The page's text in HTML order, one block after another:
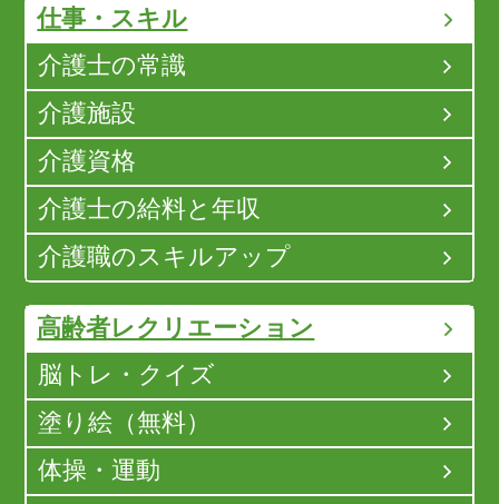
仕事・スキル
介護士の常識
介護施設
介護資格
介護士の給料と年収
介護職のスキルアップ
高齢者レクリエーション
脳トレ・クイズ
塗り絵（無料）
体操・運動